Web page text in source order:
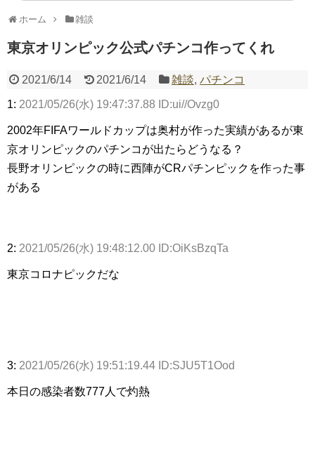
いヤバいか教えて？...
Powered by livedoor 相互RSS
ホーム 雑談
東京オリンピック公式パチンコ作ってくれ
2021/6/14 2021/6/14 雑談,パチンコ
1: 2021/05/26(水) 19:47:37.88 ID:ui//Ovzg0
2002年FIFAワールドカップは奥村が作った実績があるが東
京オリンピックのパチンコが出たらどうなる？
長野オリンピックの時に西陣がCRパチンピックを作った事
がある
2: 2021/05/26(水) 19:48:12.00 ID:OiKsBzqTa
東京コロナピックだな
3: 2021/05/26(水) 19:51:19.44 ID:SJU5T1Ood
本日の感染者数777人で灼熱